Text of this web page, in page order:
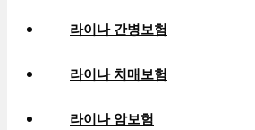
라이나 간병보험
라이나 치매보험
라이나 암보험